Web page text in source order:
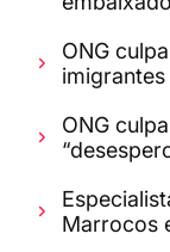
ONG
ONG
Marrocos